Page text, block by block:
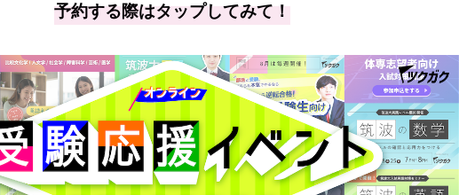
予約する際はタップしてみて！